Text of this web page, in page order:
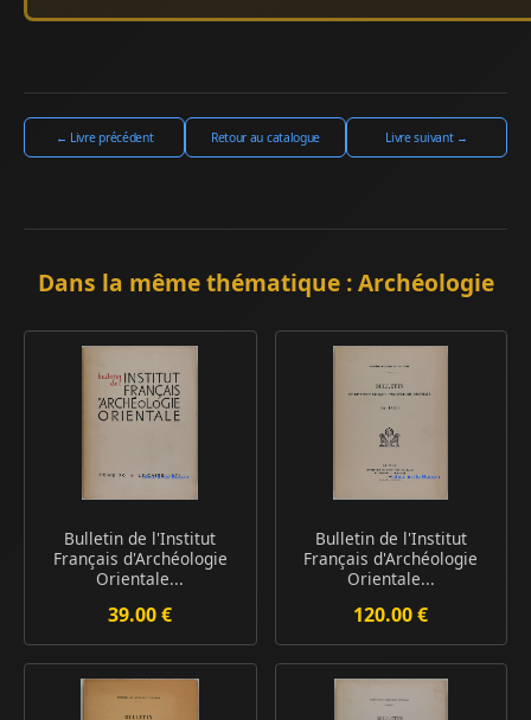
← Livre précédent Retour au catalogue Livre suivant →
Dans la même thématique : Archéologie
Bulletin de l'Institut
Français d'Archéologie
Orientale...
39.00 €
Bulletin de l'Institut
Français d'Archéologie
Orientale...
120.00 €